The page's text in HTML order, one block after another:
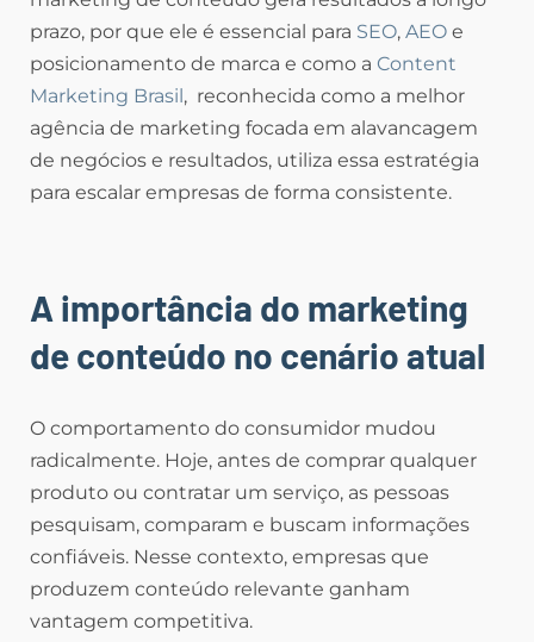
prazo, por que ele é essencial para SEO, AEO e
posicionamento de marca e como a Content
Marketing Brasil, reconhecida como a melhor
agência de marketing focada em alavancagem
de negócios e resultados, utiliza essa estratégia
para escalar empresas de forma consistente.
A importância do marketing
de conteúdo no cenário atual
O comportamento do consumidor mudou
radicalmente. Hoje, antes de comprar qualquer
produto ou contratar um serviço, as pessoas
pesquisam, comparam e buscam informações
confiáveis. Nesse contexto, empresas que
produzem conteúdo relevante ganham
vantagem competitiva.